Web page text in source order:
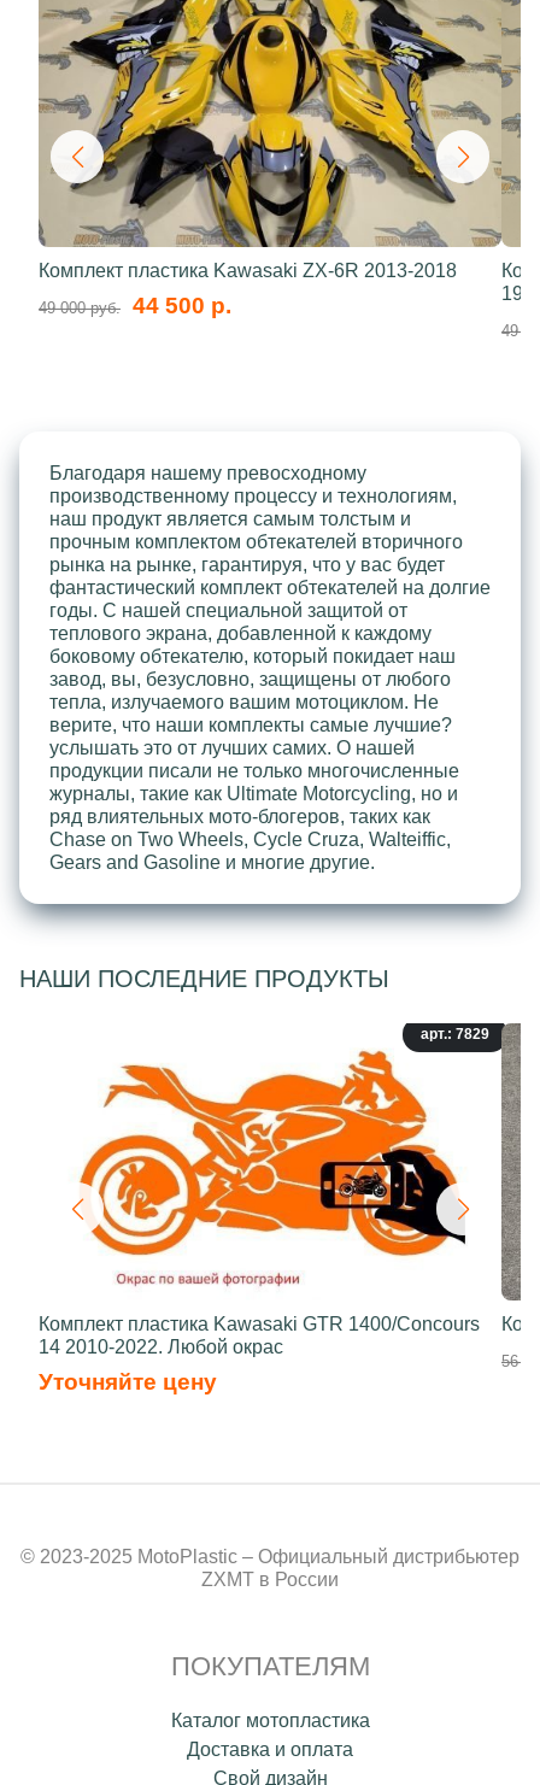
Комплект пластика Kawasaki ZX-6R 2013-2018
49 000 руб. 44 500 р.
49
Благодаря нашему превосходному
производственному процессу и технологиям,
наш продукт является самым толстым и
прочным комплектом обтекателей вторичного
рынка на рынке, гарантируя, что у вас будет
фантастический комплект обтекателей на долгие
годы. С нашей специальной защитой от
теплового экрана, добавленной к каждому
боковому обтекателю, который покидает наш
завод, вы, безусловно, защищены от любого
тепла, излучаемого вашим мотоциклом. Не
верите, что наши комплекты самые лучшие?
услышать это от лучших самих. О нашей
продукции писали не только многочисленные
журналы, такие как Ultimate Motorcycling, но и
ряд влиятельных мото-блогеров, таких как
Chase on Two Wheels, Cycle Cruza, Walteiffic,
Gears and Gasoline и многие другие.
НАШИ ПОСЛЕДНИЕ ПРОДУКТЫ
арт.: 7829
Комплект пластика Kawasaki GTR 1400/Concours
14 2010-2022. Любой окрас
Уточняйте цену
56
© 2023-2025 MotoPlastic – Официальный дистрибьютер
ZXMT в России
ПОКУПАТЕЛЯМ
Каталог мотопластика
Доставка и оплата
Свой дизайн